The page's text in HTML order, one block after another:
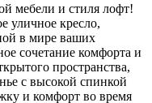
мебели и стиля лофт!
уличное кресло,
в мире ваших
сочетание комфорта и
пространства,
с высокой спинкой
и комфорт во время